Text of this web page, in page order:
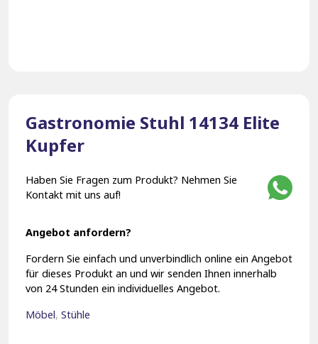
Gastronomie Stuhl 14134 Elite
Kupfer
Haben Sie Fragen zum Produkt? Nehmen Sie
Kontakt mit uns auf!
Angebot anfordern?
Fordern Sie einfach und unverbindlich online ein Angebot
für dieses Produkt an und wir senden Ihnen innerhalb
von 24 Stunden ein individuelles Angebot.
Möbel, Stühle